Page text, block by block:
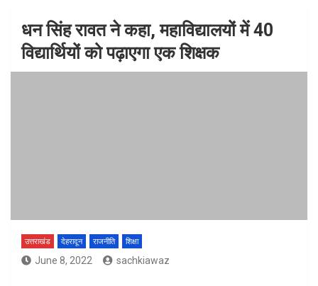
धन सिंह रावत ने कहा, महाविद्यालयों में 40
विद्यार्थियों को पढ़ाएगा एक शिक्षक
उत्तराखंड देहरादून राजनीति शिक्षा
June 8, 2022 sachkiawaz